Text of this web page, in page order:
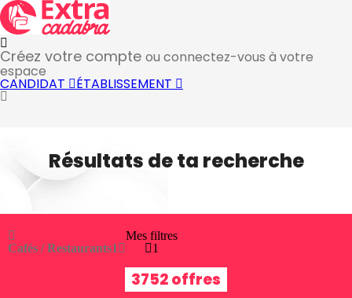
Créez votre compte ou connectez-vous à votre
espace
CANDIDAT ÉTABLISSEMENT
Résultats de ta recherche
Cafés / Restaurants1
Mes filtres
1
3752 offres